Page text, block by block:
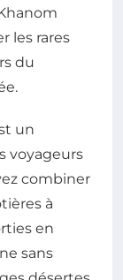
les rares
du
un
voyageurs
combiner
à
en
sans